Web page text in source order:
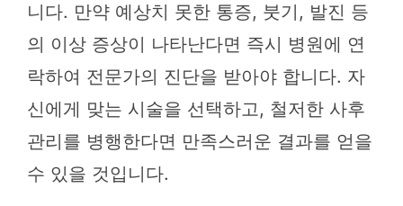
니다. 만약 예상치 못한 통증, 붓기, 발진 등
의 이상 증상이 나타난다면 즉시 병원에 연
락하여 전문가의 진단을 받아야 합니다. 자
신에게 맞는 시술을 선택하고, 철저한 사후
관리를 병행한다면 만족스러운 결과를 얻을
수 있을 것입니다.